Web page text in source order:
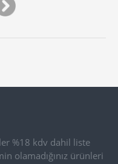
%18 kdv dahil liste
olamadığınız ürünleri